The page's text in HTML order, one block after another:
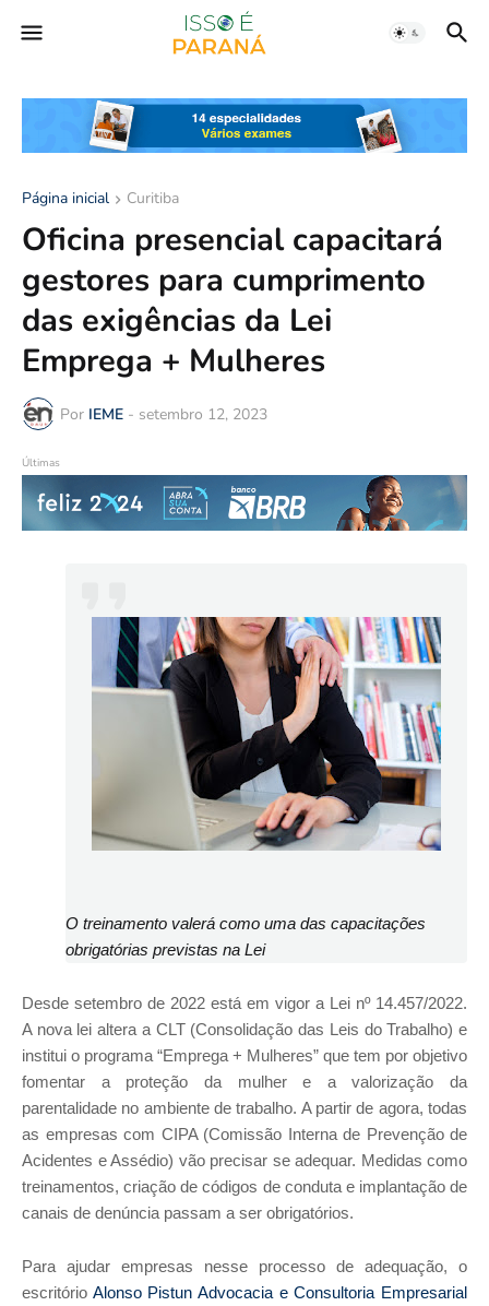
Página inicial Curitiba
Oficina presencial capacitará
gestores para cumprimento
das exigências da Lei
Emprega + Mulheres
Por IEME - setembro 12, 2023
Últimas
O treinamento valerá como uma das capacitações
obrigatórias previstas na Lei
Desde setembro de 2022 está em vigor a Lei nº 14.457/2022.
A nova lei altera a CLT (Consolidação das Leis do Trabalho) e
institui o programa “Emprega + Mulheres” que tem por objetivo
fomentar a proteção da mulher e a valorização da
parentalidade no ambiente de trabalho. A partir de agora, todas
as empresas com CIPA (Comissão Interna de Prevenção de
Acidentes e Assédio) vão precisar se adequar. Medidas como
treinamentos, criação de códigos de conduta e implantação de
canais de denúncia passam a ser obrigatórios.
Para ajudar empresas nesse processo de adequação, o
escritório Alonso Pistun Advocacia e Consultoria Empresarial